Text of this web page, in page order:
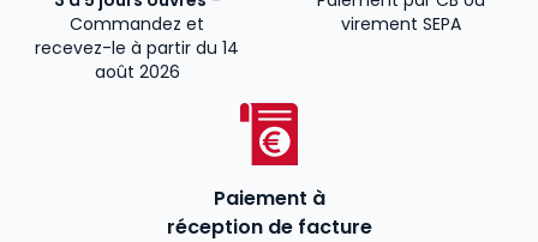
Commandez et
recevez-le à partir du 14
août 2026
virement SEPA
Paiement à
réception de facture